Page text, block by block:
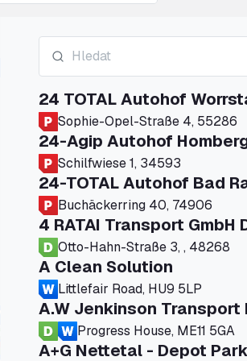
24 TOTAL Autohof
Sophie-Opel-Straße 4, 55286
24-Agip Autohof
Schilfwiese 1, 34593
24-TOTAL Autohof Bad
Buchäckerring 40, 74906
4 RATAI Transport GmbH
Otto-Hahn-Straße 3, , 48268
A Clean Solution
Littlefair Road, HU9 5LP
A.W Jenkinson Transport
Progress House, ME11 5GA
A+G Nettetal - Depot